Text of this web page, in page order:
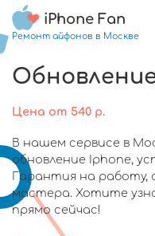
iPhone Fan
Ремонт айфонов в Москве
Цена от 540 р.
В нашем сервисе в
обновление Iphone,
Гарантия на
мастера. Хотите
прямо сейчас!